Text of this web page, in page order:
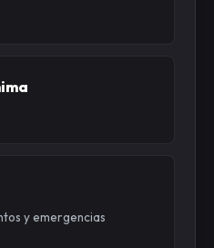
y emergencias